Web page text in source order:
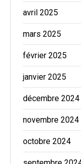
avril 2025
mars 2025
février 2025
janvier 2025
décembre 2024
novembre 2024
octobre 2024